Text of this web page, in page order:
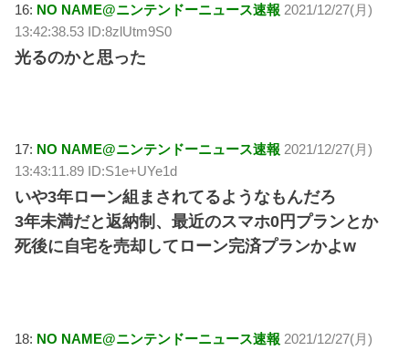
16: NO NAME@ニンテンドーニュース速報 2021/12/27(月)
13:42:38.53 ID:8zlUtm9S0
光るのかと思った
17: NO NAME@ニンテンドーニュース速報 2021/12/27(月)
13:43:11.89 ID:S1e+UYe1d
いや3年ローン組まされてるようなもんだろ
3年未満だと返納制、最近のスマホ0円プランとか
死後に自宅を売却してローン完済プランかよw
18: NO NAME@ニンテンドーニュース速報 2021/12/27(月)